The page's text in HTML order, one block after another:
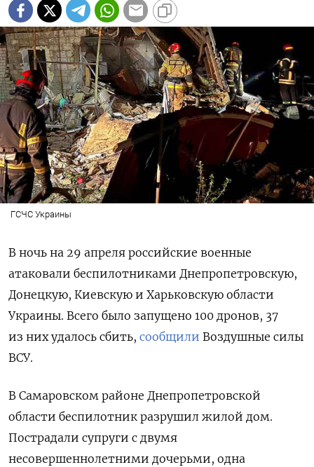
ГСЧС Украины
В ночь на 29 апреля российские военные
атаковали беспилотниками Днепропетровскую,
Донецкую, Киевскую и Харьковскую области
Украины. Всего было запущено 100 дронов, 37
из них удалось сбить, сообщили Воздушные силы
ВСУ.
В Самаровском районе Днепропетровской
области беспилотник разрушил жилой дом.
Пострадали супруги с двумя
несовершеннолетними дочерьми, одна